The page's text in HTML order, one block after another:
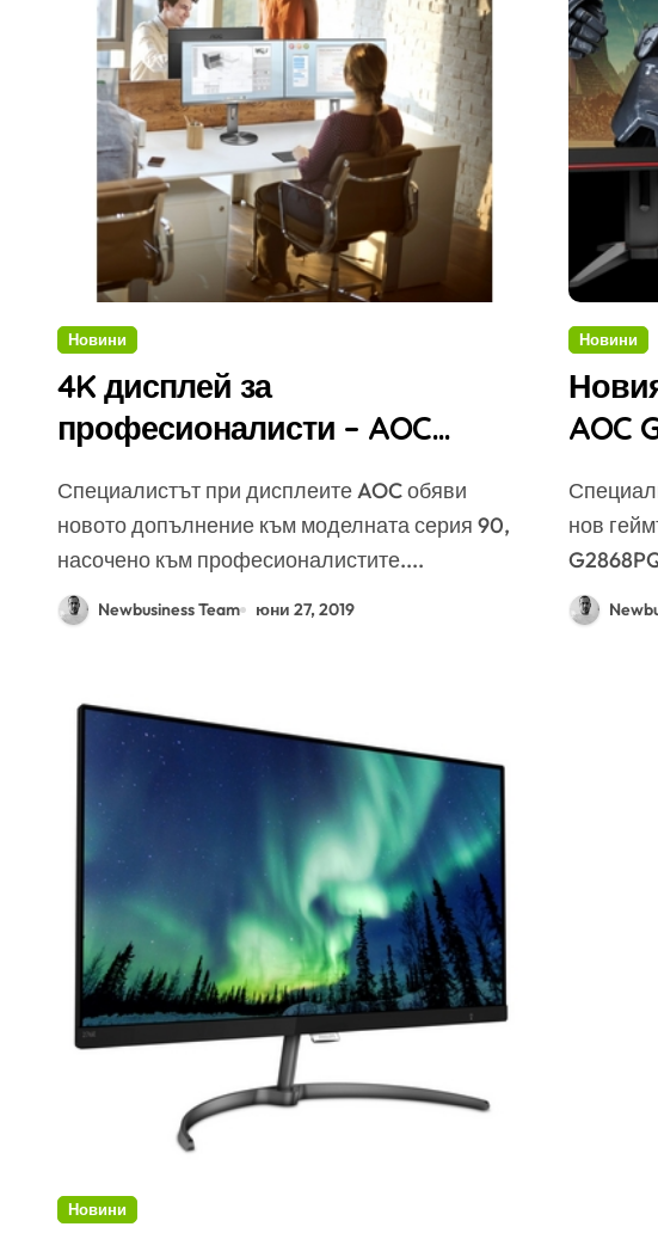
Новини
4K дисплей за
професионалисти – AOC
Специалистът при дисплеите AOC обяви
новото допълнение към моделната серия 90,
насочено към професионалистите....
Newbusiness Team юни 27, 2019
Новини
AOC
Специалистът при дисплеите AOC обяви чисто
нов
Новини